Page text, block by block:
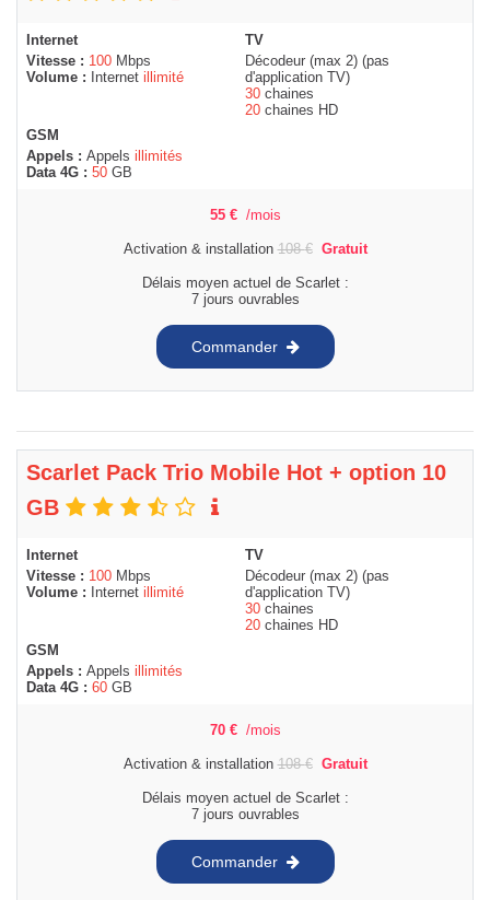
Internet
Vitesse : 100 Mbps
Volume :
Internet illimité
TV
Décodeur (max 2) (pas
d'application TV)
30 chaines
20 chaines HD
GSM
Appels : Appels illimités
Data 4G : 50 GB
55 € /mois
Activation & installation108€ Gratuit
Délais moyen actuel de Scarlet :
7 jours ouvrables
Commander
Scarlet Pack Trio Mobile Hot + option 10
GB
Internet
Vitesse : 100 Mbps
Volume :
Internet illimité
TV
Décodeur (max 2) (pas
d'application TV)
30 chaines
20 chaines HD
GSM
Appels : Appels illimités
Data 4G : 60 GB
70 € /mois
Activation & installation108€ Gratuit
Délais moyen actuel de Scarlet :
7 jours ouvrables
Commander